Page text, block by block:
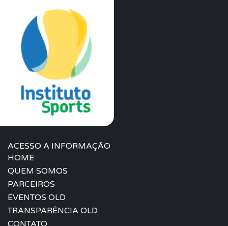
ACESSO A INFORMAÇÃO
HOME
QUEM SOMOS
PARCEIROS
EVENTOS OLD
TRANSPARÊNCIA OLD
CONTATO